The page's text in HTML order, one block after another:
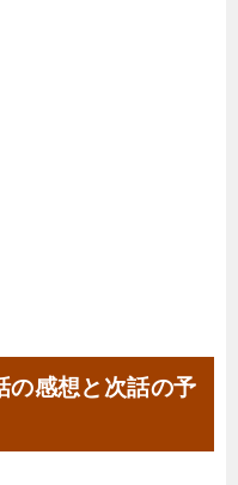
の感想と次話の予